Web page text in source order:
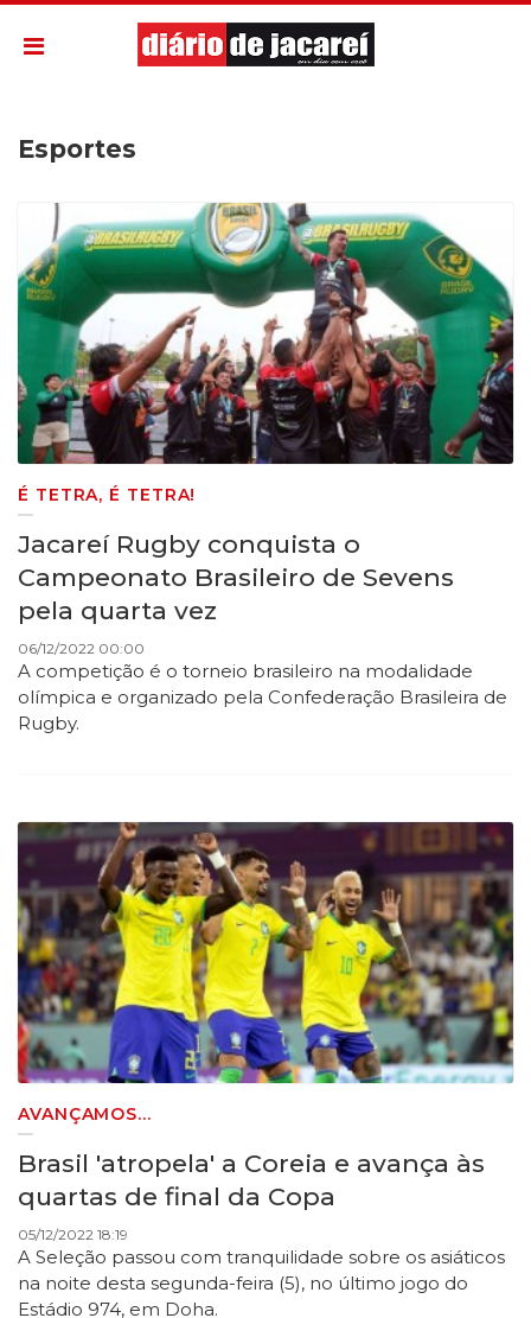
Esportes
É TETRA, É TETRA!
Jacareí Rugby conquista o
Campeonato Brasileiro de Sevens
pela quarta vez
06/12/2022 00:00
A competição é o torneio brasileiro na modalidade
olímpica e organizado pela Confederação Brasileira de
Rugby.
AVANÇAMOS...
Brasil 'atropela' a Coreia e avança às
quartas de final da Copa
05/12/2022 18:19
A Seleção passou com tranquilidade sobre os asiáticos
na noite desta segunda-feira (5), no último jogo do
Estádio 974, em Doha.